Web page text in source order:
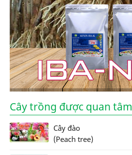
Cây trồng được quan tâm
Cây đào
(Peach tree)